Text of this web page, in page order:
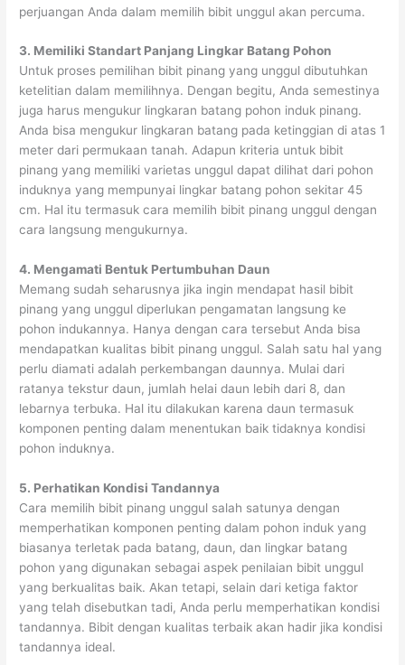
perjuangan Anda dalam memilih bibit unggul akan percuma.
3. Memiliki Standart Panjang Lingkar Batang Pohon
Untuk proses pemilihan bibit pinang yang unggul dibutuhkan
ketelitian dalam memilihnya. Dengan begitu, Anda semestinya
juga harus mengukur lingkaran batang pohon induk pinang.
Anda bisa mengukur lingkaran batang pada ketinggian di atas 1
meter dari permukaan tanah. Adapun kriteria untuk bibit
pinang yang memiliki varietas unggul dapat dilihat dari pohon
induknya yang mempunyai lingkar batang pohon sekitar 45
cm. Hal itu termasuk cara memilih bibit pinang unggul dengan
cara langsung mengukurnya.
4. Mengamati Bentuk Pertumbuhan Daun
Memang sudah seharusnya jika ingin mendapat hasil bibit
pinang yang unggul diperlukan pengamatan langsung ke
pohon indukannya. Hanya dengan cara tersebut Anda bisa
mendapatkan kualitas bibit pinang unggul. Salah satu hal yang
perlu diamati adalah perkembangan daunnya. Mulai dari
ratanya tekstur daun, jumlah helai daun lebih dari 8, dan
lebarnya terbuka. Hal itu dilakukan karena daun termasuk
komponen penting dalam menentukan baik tidaknya kondisi
pohon induknya.
5. Perhatikan Kondisi Tandannya
Cara memilih bibit pinang unggul salah satunya dengan
memperhatikan komponen penting dalam pohon induk yang
biasanya terletak pada batang, daun, dan lingkar batang
pohon yang digunakan sebagai aspek penilaian bibit unggul
yang berkualitas baik. Akan tetapi, selain dari ketiga faktor
yang telah disebutkan tadi, Anda perlu memperhatikan kondisi
tandannya. Bibit dengan kualitas terbaik akan hadir jika kondisi
tandannya ideal.